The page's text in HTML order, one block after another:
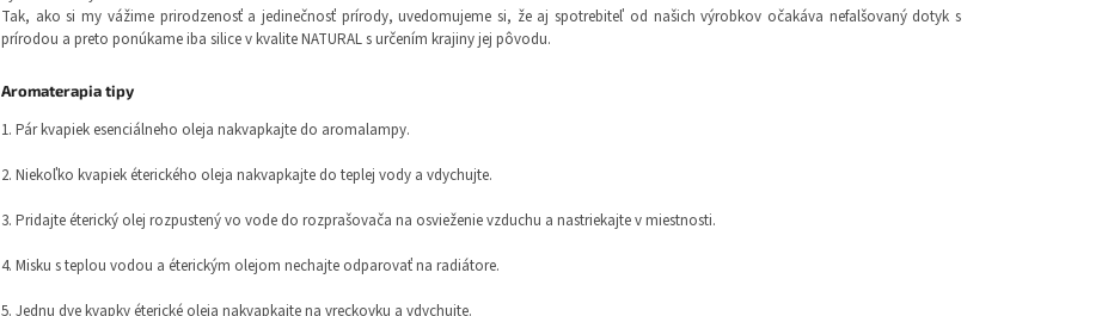
Tak, ako si my vážime prirodzenosť a jedinečnosť prírody, uvedomujeme si, že aj spotrebiteľ od našich výrobkov očakáva nefalšovaný dotyk s
prírodou a preto ponúkame iba silice v kvalite NATURAL s určením krajiny jej pôvodu.
Aromaterapia tipy
1. Pár kvapiek esenciálneho oleja nakvapkajte do aromalampy.
2. Niekoľko kvapiek éterického oleja nakvapkajte do teplej vody a vdychujte.
3. Pridajte éterický olej rozpustený vo vode do rozprašovača na osvieženie vzduchu a nastriekajte v miestnosti.
4. Misku s teplou vodou a éterickým olejom nechajte odparovať na radiátore.
5. Jednu dve kvapky éterické oleja nakvapkajte na vreckovku a vdychujte.